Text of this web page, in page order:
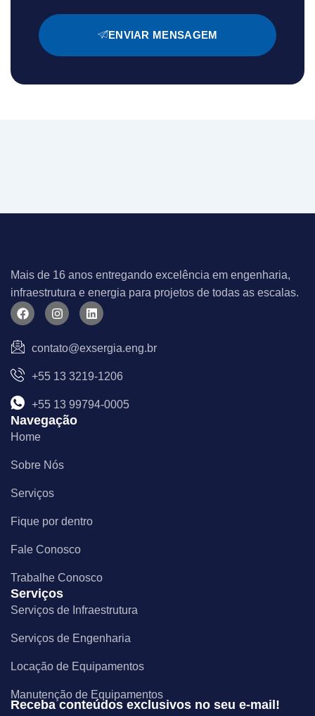
ENVIAR MENSAGEM
Mais de 16 anos entregando excelência em engenharia,
infraestrutura e energia para projetos de todas as escalas.
F
a
e
b
o
o
I
n
t
a
r
m
L
i
k
e
i
contato@exsergia.eng.br
+55 13 3219-1206
+55 13 99794-0005
Navegação
Home
Sobre Nós
Serviços
Fique por dentro
Fale Conosco
Trabalhe Conosco
Serviços
Serviços de Infraestrutura
Serviços de Engenharia
Locação de Equipamentos
Manutenção de Equipamentos
Receba conteúdos exclusivos no seu e-mail!